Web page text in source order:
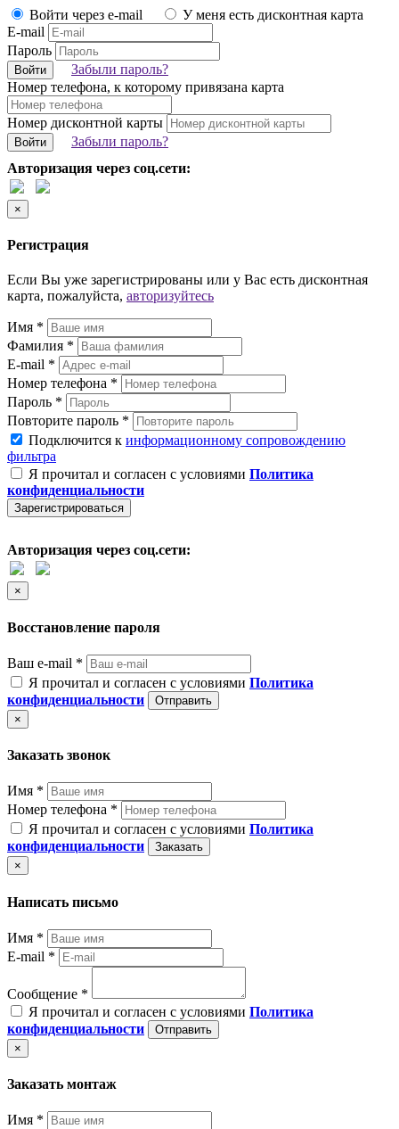
Войти через e-mail
У меня есть дисконтная карта
E-mail
Пароль
Войти
Забыли пароль?
Номер телефона, к которому привязана карта
Номер дисконтной карты
Войти
Забыли пароль?
Авторизация через соц.сети:
×
Регистрация
Если Вы уже зарегистрированы или у Вас есть дисконтная
карта, пожалуйста, авторизуйтесь
Имя *
Фамилия *
E-mail *
Номер телефона *
Пароль *
Повторите пароль *
Подключится к информационному сопровождению
фильтра
Я прочитал и согласен с условиями Политика
конфиденциальности
Зарегистрироваться
Авторизация через соц.сети:
×
Восстановление пароля
Ваш e-mail *
Я прочитал и согласен с условиями Политика
конфиденциальности
Отправить
×
Заказать звонок
Имя *
Номер телефона *
Я прочитал и согласен с условиями Политика
конфиденциальности
Заказать
×
Написать письмо
Имя *
E-mail *
Сообщение *
Я прочитал и согласен с условиями Политика
конфиденциальности
Отправить
×
Заказать монтаж
Имя *